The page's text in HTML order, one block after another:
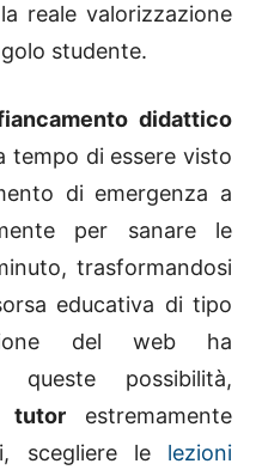
reale valorizzazione
studente.
didattico
tempo di essere visto
di emergenza a
per sanare le
trasformandosi
educativa di tipo
del web ha
queste possibilità,
tutorestremamente
scegliere le lezioni